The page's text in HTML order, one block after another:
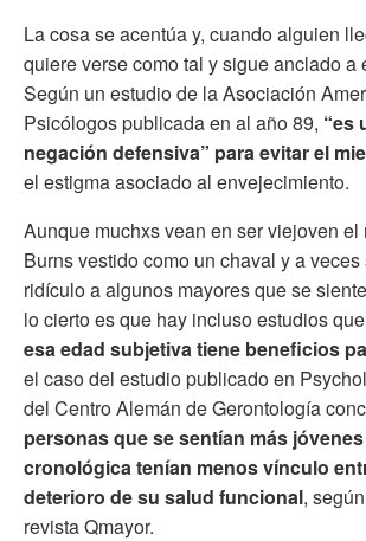
La cosa se acentúa y, cuando alguien
quiere verse como tal y sigue anclado a
Según un estudio de la Asociación
Psicólogos publicada en al año 89, “es
negación defensiva” para evitar el
el estigma asociado al envejecimiento.
Aunque muchxs vean en ser viejoven el
Burns vestido como un chaval y a
ridículo a algunos mayores que se
lo cierto es que hay incluso estudios
esa edad subjetiva tiene beneficios
el caso del estudio publicado en
del Centro Alemán de Gerontología
personas que se sentían más
cronológica tenían menos vínculo
deterioro de su salud funcional,
revista Qmayor.